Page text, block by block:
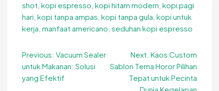
shot kopi espresso kopi hitam modern kopi pagi
hari kopi tanpa ampas kopi tanpa gula kopi untuk
kerja manfaat americano seduhan kopi espresso
Navigasi
pos
Previous: Vacuum Sealer
untuk Makanan: Solusi
yang Efektif
Next: Kaos Custom
Sablon Tema Horor Pilihan
Tepat untuk Pecinta